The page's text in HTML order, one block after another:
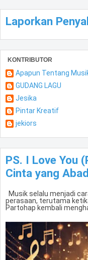
Laporkan
KONTRIBUTOR
Apapun Tentang
GUDANG LAGU
Jesika
Pintar Kreatif
jekiors
PS. I Love You
Cinta yang
Musik selalu menjadi
perasaan, terutama
Partohap kembali